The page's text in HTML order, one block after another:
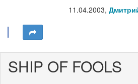
11.04.2003,
SHIP OF FOOLS